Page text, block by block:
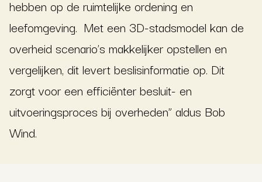
hebben op de ruimtelijke ordening en
leefomgeving. Met een 3D-stadsmodel kan de
overheid scenario’s makkelijker opstellen en
vergelijken, dit levert beslisinformatie op. Dit
zorgt voor een efficiënter besluit- en
uitvoeringsproces bij overheden” aldus Bob
Wind.